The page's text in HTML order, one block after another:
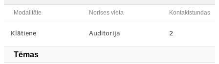
Modalitāte Norises vieta Kontaktstundas
Klātiene Auditorija 2
Tēmas